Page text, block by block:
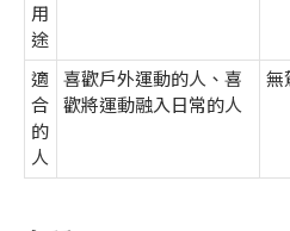
用
途
適
合
的
人
喜歡戶外運動的人、喜
歡將運動融入日常的人
無